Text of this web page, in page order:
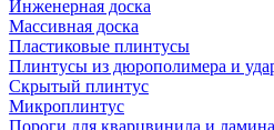
Инженерная доска
Массивная доска
Пластиковые плинтусы
Плинтусы из дюрополимера и
Скрытый плинтус
Микроплинтус
Пороги для кварцвинила и